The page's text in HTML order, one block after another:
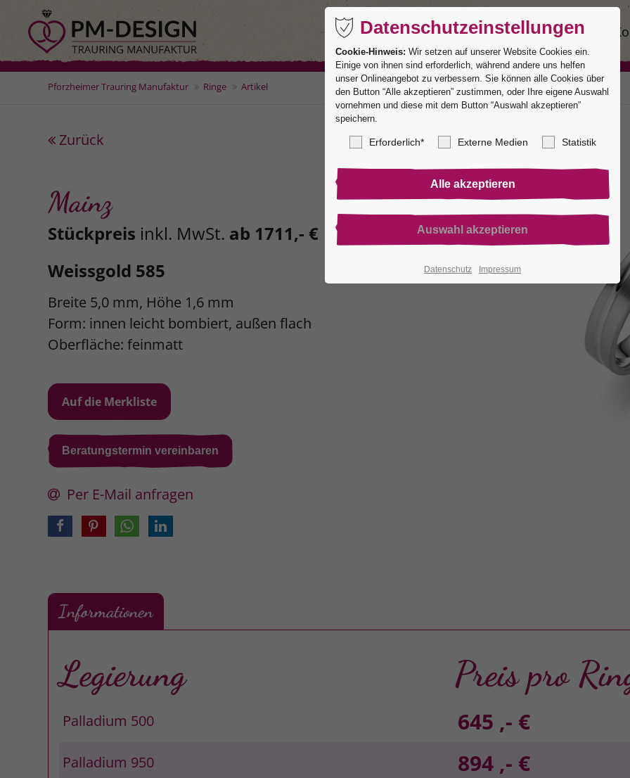
Ringe Service Manufaktur
Pforzheimer Trauring Manufaktur Ringe Artikel
Zurück
Mainz
Stückpreis inkl. MwSt. ab 1711,- €
Weissgold 585
Breite 5,0 mm, Höhe 1,6 mm
Form: innen leicht bombiert, außen flach
Oberfläche: feinmatt
Beratungstermin vereinbaren
Per E-Mail anfragen
Informationen
Legierung Preis pro
Palladium 500 645 ,- €
Palladium 950 894 ,- €
Datenschutzeinstellungen
Cookie-Hinweis: Wir setzen auf unserer Website Cookies ein.
Einige von ihnen sind erforderlich, während andere uns helfen
unser Onlineangebot zu verbessern. Sie können alle Cookies über
den Button “Alle akzeptieren” zustimmen, oder Ihre eigene Auswahl
vornehmen und diese mit dem Button “Auswahl akzeptieren”
speichern.
Erforderlich* Externe Medien Statistik
Datenschutz Impressum